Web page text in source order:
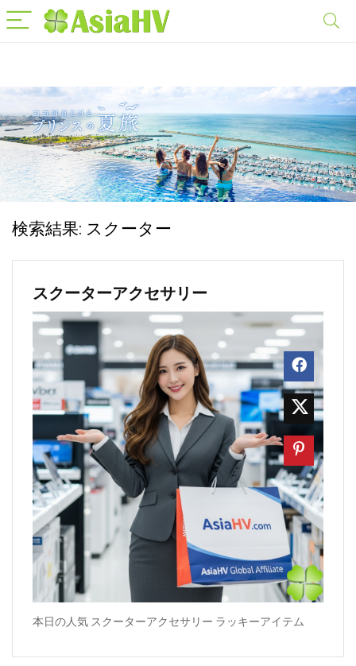
検索結果: スクーター
スクーターアクセサリー
本日の人気 スクーターアクセサリー ラッキーアイテム